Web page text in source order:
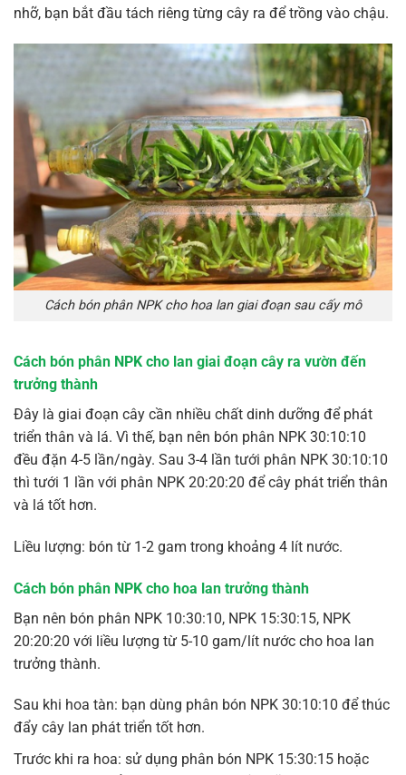
nhỡ, bạn bắt đầu tách riêng từng cây ra để trồng vào chậu.
Cách bón phân NPK cho hoa lan giai đoạn sau cấy mô
Cách bón phân NPK cho lan giai đoạn cây ra vườn đến
trưởng thành
Đây là giai đoạn cây cần nhiều chất dinh dưỡng để phát
triển thân và lá. Vì thế, bạn nên bón phân NPK 30:10:10
đều đặn 4-5 lần/ngày. Sau 3-4 lần tưới phân NPK 30:10:10
thì tưới 1 lần với phân NPK 20:20:20 để cây phát triển thân
và lá tốt hơn.
Liều lượng: bón từ 1-2 gam trong khoảng 4 lít nước.
Cách bón phân NPK cho hoa lan trưởng thành
Bạn nên bón phân NPK 10:30:10, NPK 15:30:15, NPK
20:20:20 với liều lượng từ 5-10 gam/lít nước cho hoa lan
trưởng thành.
Sau khi hoa tàn: bạn dùng phân bón NPK 30:10:10 để thúc
đẩy cây lan phát triển tốt hơn.
Trước khi ra hoa: sử dụng phân bón NPK 15:30:15 hoặc